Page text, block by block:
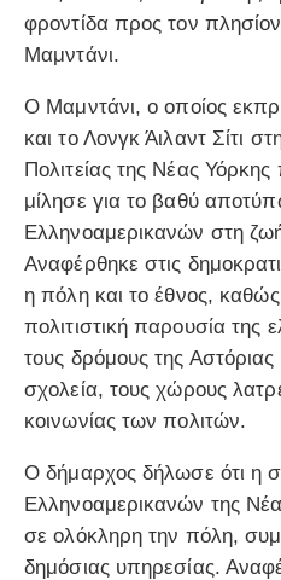
φροντίδα προς τον
Μαμντάνι.
Ο Μαμντάνι, ο οποίος
και το Λονγκ Άιλαντ Σίτι
Πολιτείας της Νέας
μίλησε για το βαθύ
Ελληνοαμερικανών στη
Αναφέρθηκε στις
η πόλη και το έθνος,
πολιτιστική παρουσία της
τους δρόμους της
σχολεία, τους χώρους
κοινωνίας των πολιτών.
Ο δήμαρχος δήλωσε ότι η
Ελληνοαμερικανών της
σε ολόκληρη την πόλη,
δημόσιας υπηρεσίας.